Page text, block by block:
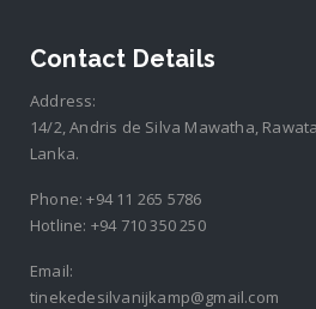
Contact Details
Address:
14/2, Andris de Silva Mawatha,
Lanka.
Phone:+94 11 265 5786
Hotline: +94 710 350 250
Email:
tinekedesilvanijkamp@gmail.com